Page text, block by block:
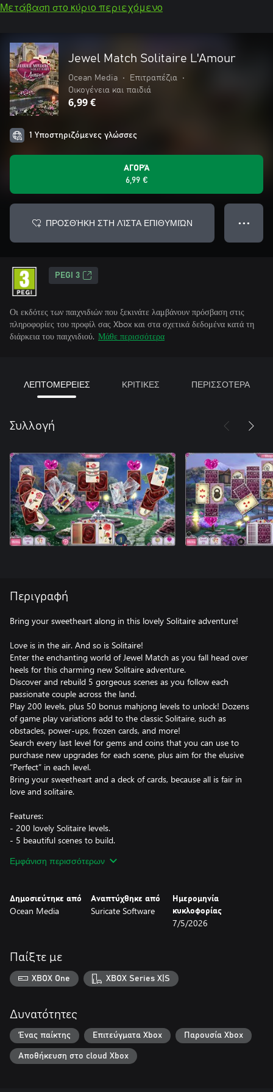
Μετάβαση στο κύριο περιεχόμενο
Jewel Match Solitaire L'Amour
Ocean Media • Επιτραπέζια
•
Οικογένεια και παιδιά
6,99 €
1 Υποστηριζόμενες γλώσσες
ΑΓΟΡΆ
6,99 €
ΠΡΟΣΘΉΚΗ ΣΤΗ ΛΊΣΤΑ ΕΠΙΘΥΜΙΏΝ ● ● ●
PEGI 3
Οι εκδότες των παιχνιδιών που ξεκινάτε λαμβάνουν πρόσβαση στις
πληροφορίες του προφίλ σας Xbox και στα σχετικά δεδομένα κατά τη
διάρκεια του παιχνιδιού. Μάθε περισσότερα
ΛΕΠΤΟΜΕΡΕΙΕΣ ΚΡΙΤΙΚΕΣ ΠΕΡΙΣΣΟΤΕΡΑ
Συλλογή
Περιγραφή
Bring your sweetheart along in this lovely Solitaire adventure!
Love is in the air. And so is Solitaire!
Enter the enchanting world of Jewel Match as you fall head over
heels for this charming new Solitaire adventure.
Discover and rebuild 5 gorgeous scenes as you follow each
passionate couple across the land.
Play 200 levels, plus 50 bonus mahjong levels to unlock! Dozens
of game play variations add to the classic Solitaire, such as
obstacles, power-ups, frozen cards, and more!
Search every last level for gems and coins that you can use to
purchase new upgrades for each scene, plus aim for the elusive
“Perfect” in each level.
Bring your sweetheart and a deck of cards, because all is fair in
love and solitaire.
Features:
- 200 lovely Solitaire levels.
- 5 beautiful scenes to build.
- Choose between several delightful card designs.
Εμφάνιση περισσότερων
Δημοσιεύτηκε από
Ocean Media
Αναπτύχθηκε από
Suricate Software
Ημερομηνία
κυκλοφορίας
7/5/2026
Παίξτε με
XBOX One XBOX Series X|S
Δυνατότητες
Ένας παίκτης Επιτεύγματα Xbox Παρουσία Xbox
Αποθήκευση στο cloud Xbox